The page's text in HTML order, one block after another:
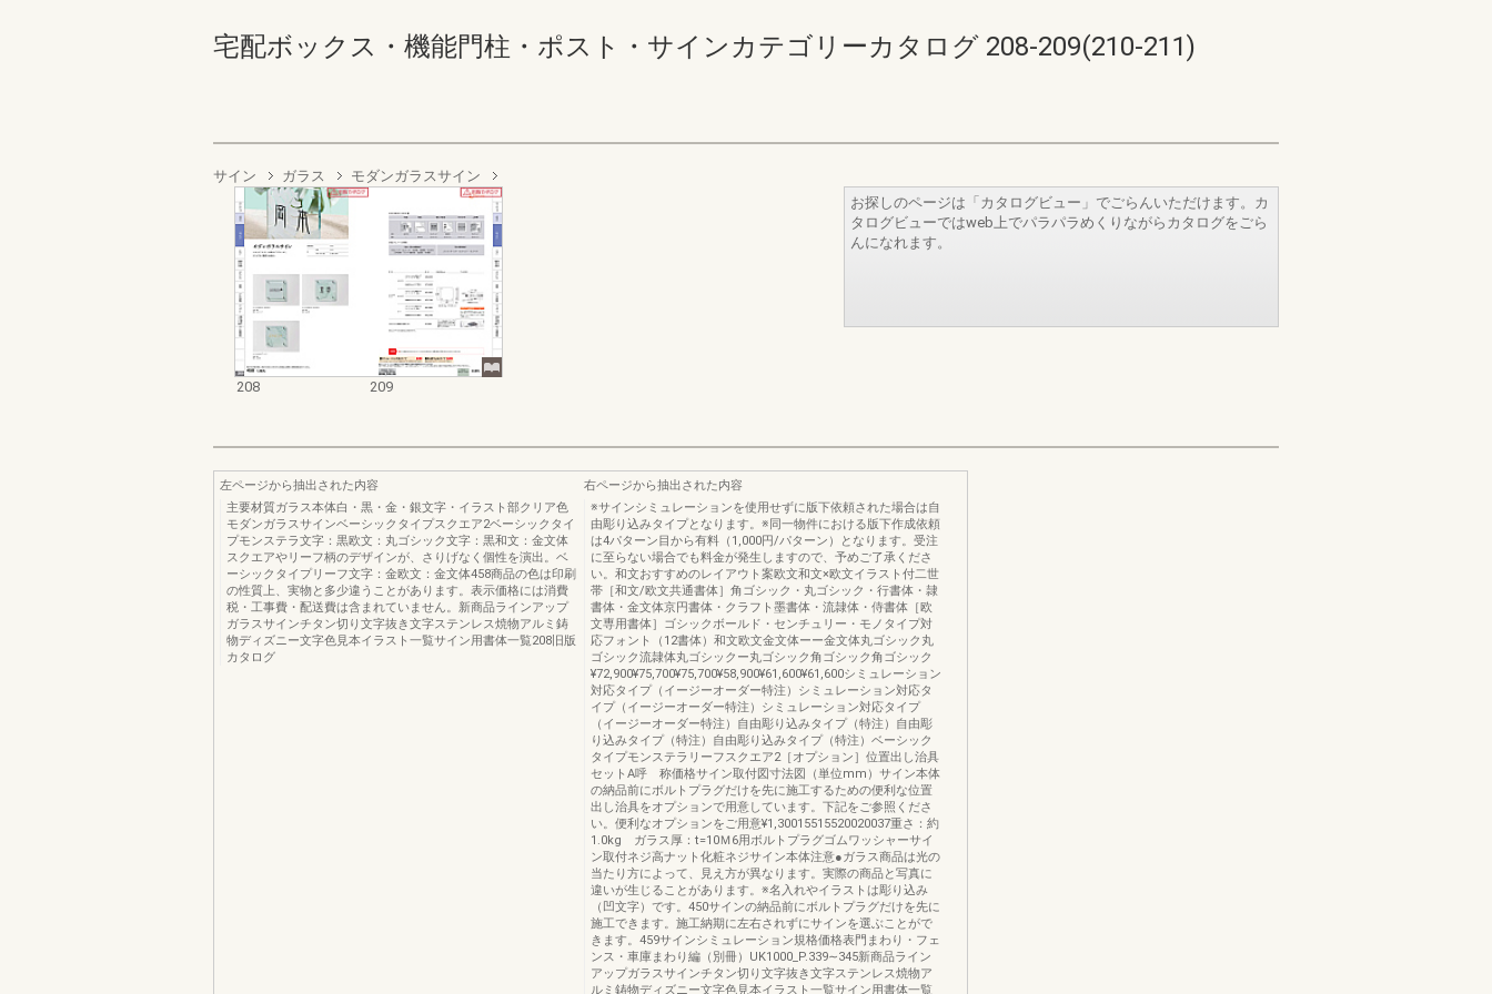
宅配ボックス・機能門柱・ポスト・サインカテゴリーカタログ 208-209(210-211)
サイン ガラス モダンガラスサイン
208 209
お探しのページは「カタログビュー」でごらんいただけます。カ
タログビューではweb上でパラパラめくりながらカタログをごら
んになれます。
左ページから抽出された内容
主要材質ガラス本体白・黒・金・銀文字・イラスト部クリア色
モダンガラスサインベーシックタイプスクエア2ベーシックタイ
プモンステラ文字：黒欧文：丸ゴシック文字：黒和文：金文体
スクエアやリーフ柄のデザインが、さりげなく個性を演出。ベ
ーシックタイプリーフ文字：金欧文：金文体458商品の色は印刷
の性質上、実物と多少違うことがあります。表示価格には消費
税・工事費・配送費は含まれていません。新商品ラインアップ
ガラスサインチタン切り文字抜き文字ステンレス焼物アルミ鋳
物ディズニー文字色見本イラスト一覧サイン用書体一覧208旧版
カタログ
右ページから抽出された内容
※サインシミュレーションを使用せずに版下依頼された場合は自
由彫り込みタイプとなります。※同一物件における版下作成依頼
は4パターン目から有料（1,000円/パターン）となります。受注
に至らない場合でも料金が発生しますので、予めご了承くださ
い。和文おすすめのレイアウト案欧文和文×欧文イラスト付二世
帯［和文/欧文共通書体］角ゴシック・丸ゴシック・行書体・隷
書体・金文体京円書体・クラフト墨書体・流隷体・侍書体［欧
文専用書体］ゴシックボールド・センチュリー・モノタイプ対
応フォント（12書体）和文欧文金文体ーー金文体丸ゴシック丸
ゴシック流隷体丸ゴシックー丸ゴシック角ゴシック角ゴシック
¥72,900¥75,700¥75,700¥58,900¥61,600¥61,600シミュレーション
対応タイプ（イージーオーダー特注）シミュレーション対応タ
イプ（イージーオーダー特注）シミュレーション対応タイプ
（イージーオーダー特注）自由彫り込みタイプ（特注）自由彫
り込みタイプ（特注）自由彫り込みタイプ（特注）ベーシック
タイプモンステラリーフスクエア2［オプション］位置出し治具
セットA呼 称価格サイン取付図寸法図（単位mm）サイン本体
の納品前にボルトプラグだけを先に施工するための便利な位置
出し治具をオプションで用意しています。下記をご参照くださ
い。便利なオプションをご用意¥1,30015515520020037重さ：約
1.0kg ガラス厚：t=10Ｍ6用ボルトプラグゴムワッシャーサイ
ン取付ネジ高ナット化粧ネジサイン本体注意●ガラス商品は光の
当たり方によって、見え方が異なります。実際の商品と写真に
違いが生じることがあります。※名入れやイラストは彫り込み
（凹文字）です。450サインの納品前にボルトプラグだけを先に
施工できます。施工納期に左右されずにサインを選ぶことがで
きます。459サインシミュレーション規格価格表門まわり・フェ
ンス・車庫まわり編（別冊）UK1000_P.339∼345新商品ライン
アップガラスサインチタン切り文字抜き文字ステンレス焼物ア
ルミ鋳物ディズニー文字色見本イラスト一覧サイン用書体一覧